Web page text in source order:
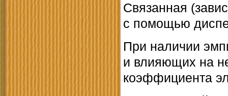
Связанная
с помощью
При наличии
и влияющих на
коэффициента